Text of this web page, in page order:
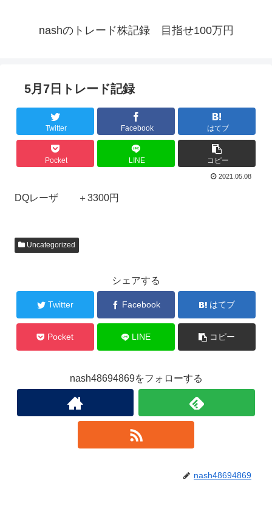
nashのトレード株記録 目指せ100万円
5月7日トレード記録
Twitter Facebook はてブ
Pocket LINE コピー
2021.05.08
DQレーザ ＋3300円
Uncategorized
シェアする
Twitter Facebook はてブ
Pocket LINE コピー
nash48694869をフォローする
nash48694869